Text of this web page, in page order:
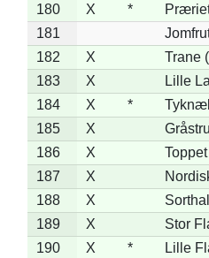
180
X *
181
182
X
Trane
183
X
Lille
184
X *
185
X
186
X
187
X
188
X
189
X
Stor
190
X *
Lille